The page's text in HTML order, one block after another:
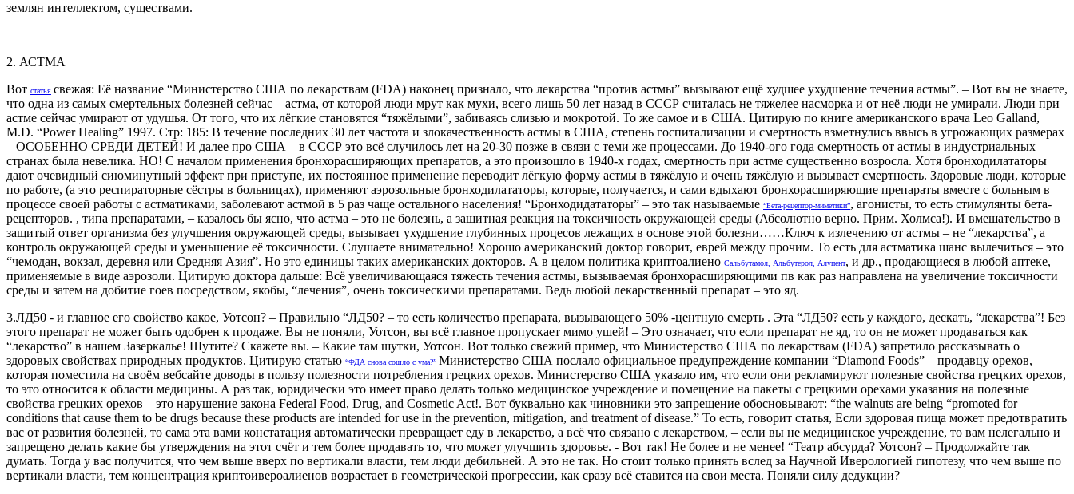
землян интеллектом, существами.
2. АСТМА
Вот статья свежая: Её название “Министерство США по лекарствам (FDA) наконец признало, что лекарства “против астмы” вызывают ещё худшее ухудшение течения астмы”. – Вот вы не знаете,
что одна из самых смертельных болезней сейчас – астма, от которой люди мрут как мухи, всего лишь 50 лет назад в СССР считалась не тяжелее насморка и от неё люди не умирали. Люди при
астме сейчас умирают от удушья. От того, что их лёгкие становятся “тяжёлыми”, забиваясь слизью и мокротой. То же самое и в США. Цитирую по книге американского врача Leo Galland,
M.D. “Power Healing” 1997. Стр: 185: В течение последних 30 лет частота и злокачественность астмы в США, степень госпитализации и смертность взметнулись ввысь в угрожающих размерах
– ОСОБЕННО СРЕДИ ДЕТЕЙ! И далее про США – в СССР это всё случилось лет на 20-30 позже в связи с теми же процессами. До 1940-ого года смертность от астмы в индустриальных
странах была невелика. НО! С началом применения бронхорасширяющих препаратов, а это произошло в 1940-х годах, смертность при астме существенно возросла. Хотя бронходилататоры
дают очевидный сиюминутный эффект при приступе, их постоянное применение переводит лёгкую форму астмы в тяжёлую и очень тяжёлую и вызывает смертность. Здоровые люди, которые
по работе, (а это респираторные сёстры в больницах), применяют аэрозольные бронходилататоры, которые, получается, и сами вдыхают бронхорасширяющие препараты вместе с больным в
процессе своей работы с астматиками, заболевают астмой в 5 раз чаще остального населения! “Бронходидататоры” – это так называемые “Бета-рецептор-миметики”, агонисты, то есть стимулянты бета-
рецепторов. , типа препаратами, – казалось бы ясно, что астма – это не болезнь, а защитная реакция на токсичность окружающей среды (Абсолютно верно. Прим. Холмса!). И вмешательство в
защитый ответ организма без улучшения окружающей среды, вызывает ухудшение глубинных процесов лежащих в основе этой болезни……Ключ к излечению от астмы – не “лекарства”, а
контроль окружающей среды и уменьшение её токсичности. Слушаете внимательно! Хорошо американский доктор говорит, еврей между прочим. То есть для астматика шанс вылечиться – это
“чемодан, вокзал, деревня или Средняя Азия”. Но это единицы таких американских докторов. А в целом политика криптоалиено Сальбутамол, Альбутерол, Алупент, и др., продающиеся в любой аптеке,
применяемые в виде аэрозоли. Цитирую доктора дальше: Всё увеличивающаяся тяжесть течения астмы, вызываемая бронхорасширяющими пв как раз направлена на увеличение токсичности
среды и затем на добитие гоев посредством, якобы, “лечения”, очень токсическими препаратами. Ведь любой лекарственный препарат – это яд.
3.ЛД50 - и главное его свойство какое, Уотсон? – Правильно “ЛД50? – то есть количество препарата, вызывающего 50% -центную смерть . Эта “ЛД50? есть у каждого, дескать, “лекарства”! Без
этого препарат не может быть одобрен к продаже. Вы не поняли, Уотсон, вы всё главное пропускает мимо ушей! – Это означает, что если препарат не яд, то он не может продаваться как
“лекарство” в нашем Зазеркалье! Шутите? Скажете вы. – Какие там шутки, Уотсон. Вот только свежий пример, что Министерство США по лекарствам (FDA) запретило рассказывать о
здоровых свойствах природных продуктов. Цитирую статью “ФДА снова сошло с ума?” Министерство США послало официальное предупреждение компании “Diamond Foods” – продавцу орехов,
которая поместила на своём вебсайте доводы в пользу полезности потребления грецких орехов. Министерство США указало им, что если они рекламируют полезные свойства грецких орехов,
то это относится к области медицины. А раз так, юридически это имеет право делать только медицинское учреждение и помещение на пакеты с грецкими орехами указания на полезные
свойства грецких орехов – это нарушение закона Federal Food, Drug, and Cosmetic Act!. Вот буквально как чиновники это запрещение обосновывают: “the walnuts are being “promoted for
conditions that cause them to be drugs because these products are intended for use in the prevention, mitigation, and treatment of disease.” То есть, говорит статья, Если здоровая пища может предотвратить
вас от развития болезней, то сама эта вами констатация автоматически превращает еду в лекарство, а всё что связано с лекарством, – если вы не медицинское учреждение, то вам нелегально и
запрещено делать какие бы утверждения на этот счёт и тем более продавать то, что может улучшить здоровье. - Вот так! Не более и не менее! “Театр абсурда? Уотсон? – Продолжайте так
думать. Тогда у вас получится, что чем выше вверх по вертикали власти, тем люди дебильней. А это не так. Но стоит только принять вслед за Научной Иверологией гипотезу, что чем выше по
вертикали власти, тем концентрация криптоивероалиенов возрастает в геометрической прогрессии, как сразу всё ставится на свои места. Поняли силу дедукции?